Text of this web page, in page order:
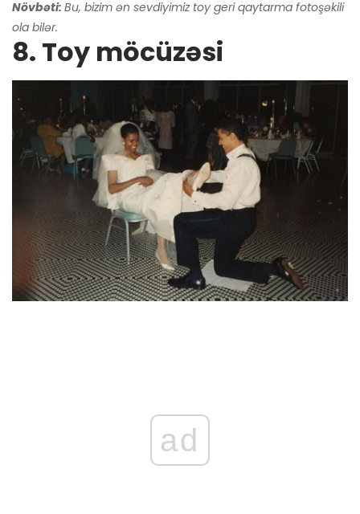
Növbəti: Bu, bizim ən sevdiyimiz toy geri qaytarma fotoşəkili
ola bilər.
8. Toy möcüzəsi
ad